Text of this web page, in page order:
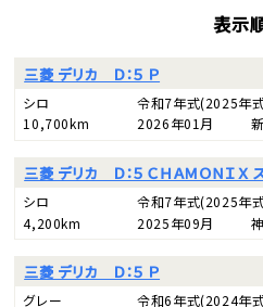
表示
三菱 デリカ Ｄ：５ Ｐ
シロ 令和7年式(2025年
10,700km
2026年01月
三菱 デリカ Ｄ：５ ＣＨＡＭＯＮＩＸ
シロ 令和7年式(2025年
4,200km
2025年09月
三菱 デリカ Ｄ：５ Ｐ
グレー 令和6年式(2024年